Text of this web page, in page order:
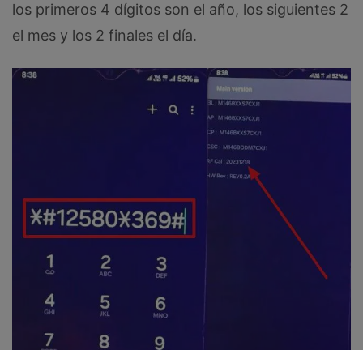
los primeros 4 dígitos son el año, los siguientes 2
el mes y los 2 finales el día.